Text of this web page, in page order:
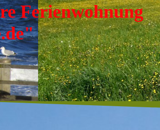
Ferienwohnung